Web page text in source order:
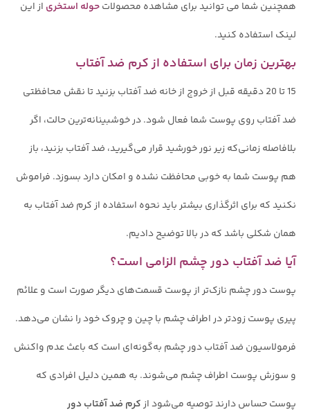
همچنین شما می توانید برای مشاهده محصولاتحوله استخری از این
لینک استفاده کنید.
بهترین زمان برای استفاده از کرم ضد آفتاب
15 تا 20 دقیقه قبل از خروج از خانه ضد آفتاب بزنید تا نقش محافظتی
ضد آفتاب روی پوست شما فعال شود. در خوشبینانه‌ترین حالت، اگر
بلافاصله زمانی‌که زیر نور خورشید قرار می‌‌گیرید، ضد آفتاب بزنید، باز
هم پوست شما به خوبی محافظت نشده و امکان دارد بسوزد. فراموش
نکنید که برای اثرگذاری بیشتر باید نحوه استفاده از کرم ضد آفتاب به
همان شکلی باشد که در بالا توضیح دادیم.
آیا ضد آفتاب دور چشم الزامی است؟
پوست دور چشم نازک‌تر از پوست قسمت‌های دیگر صورت است و علائم
پیری پوست زودتر در اطراف چشم با چین و چروک خود را نشان می‌دهد.
فرمولاسیون ضد آفتاب دور چشم به‌گونه‌ای است که باعث عدم واکنش
و سوزش پوست اطراف چشم می‌شوند. به همین دلیل افرادی که
پوست حساس دارند توصیه می‌شود ازکرم ضد آفتاب دور